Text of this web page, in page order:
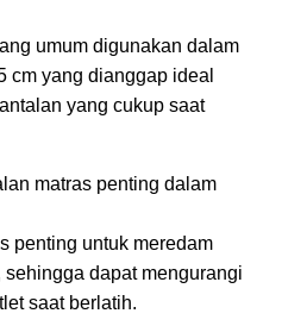
umum digunakan dalam
cm yang dianggap ideal
yang cukup saat
matras penting dalam
penting untuk meredam
dapat mengurangi
saat berlatih.